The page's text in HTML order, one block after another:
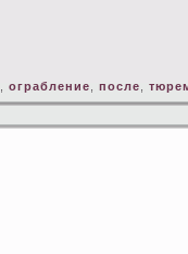
ограбление после